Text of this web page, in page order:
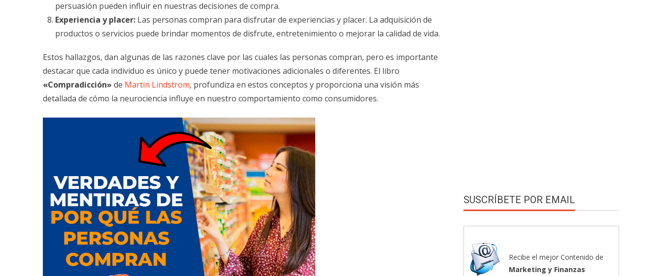
persuasión pueden influir en nuestras decisiones de compra.
Experiencia y placer: Las personas compran para disfrutar de experiencias y placer. La adquisición de
productos o servicios puede brindar momentos de disfrute, entretenimiento o mejorar la calidad de vida.
Estos hallazgos, dan algunas de las razones clave por las cuales las personas compran, pero es importante
destacar que cada individuo es único y puede tener motivaciones adicionales o diferentes. El libro
«Compradicción» de Martin Lindstrom, profundiza en estos conceptos y proporciona una visión más
detallada de cómo la neurociencia influye en nuestro comportamiento como consumidores.
SUSCRÍBETE POR EMAIL
Recibe el mejor Contenido de
Marketing y Finanzas